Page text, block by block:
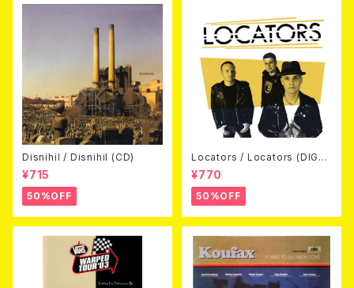
Disnihil / Disnihil (CD)
¥715
50%OFF
Locators / Locators (DIGPA
CK CD)
¥770
50%OFF